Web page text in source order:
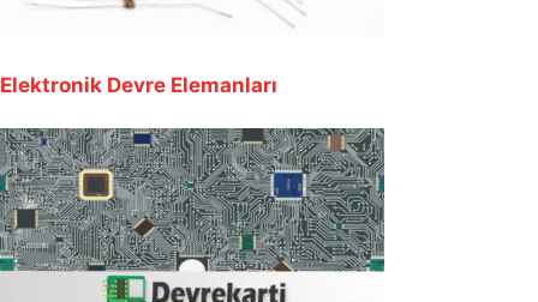
Elektronik Devre Elemanları